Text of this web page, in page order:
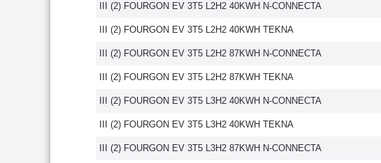
III (2) FOURGON EV 3T5 L2H2 40KWH N-CONNECTA
III (2) FOURGON EV 3T5 L2H2 40KWH TEKNA
III (2) FOURGON EV 3T5 L2H2 87KWH N-CONNECTA
III (2) FOURGON EV 3T5 L2H2 87KWH TEKNA
III (2) FOURGON EV 3T5 L3H2 40KWH N-CONNECTA
III (2) FOURGON EV 3T5 L3H2 40KWH TEKNA
III (2) FOURGON EV 3T5 L3H2 87KWH N-CONNECTA